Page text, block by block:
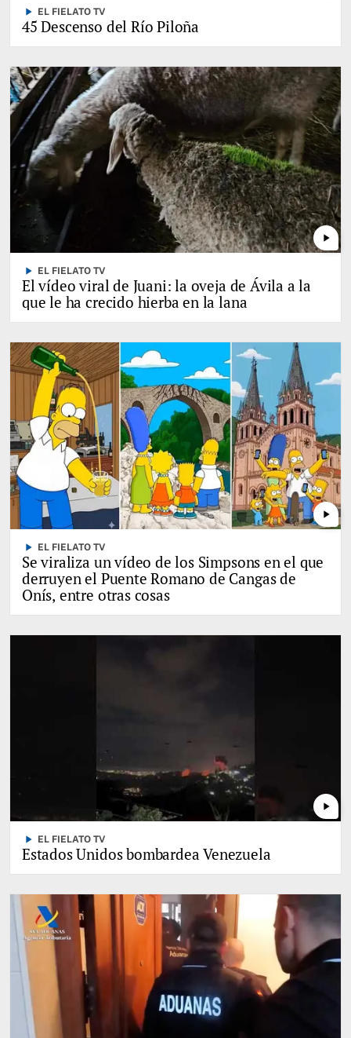
play_arrow EL FIELATO TV
45 Descenso del Río Piloña
play_arrow
play_arrow EL FIELATO TV
El vídeo viral de Juani: la oveja de Ávila a la
que le ha crecido hierba en la lana
play_arrow
play_arrow EL FIELATO TV
Se viraliza un vídeo de los Simpsons en el que
derruyen el Puente Romano de Cangas de
Onís, entre otras cosas
play_arrow
play_arrow EL FIELATO TV
Estados Unidos bombardea Venezuela